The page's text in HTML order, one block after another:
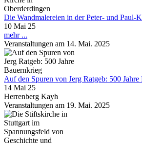
Die Wandmalereien in der Peter- und Paul-
10 Mai 25
mehr ...
Veranstaltungen am 14. Mai. 2025
Auf den Spuren von Jerg Ratgeb: 500 Jahre
14 Mai 25
Herrenberg Kayh
Veranstaltungen am 19. Mai. 2025